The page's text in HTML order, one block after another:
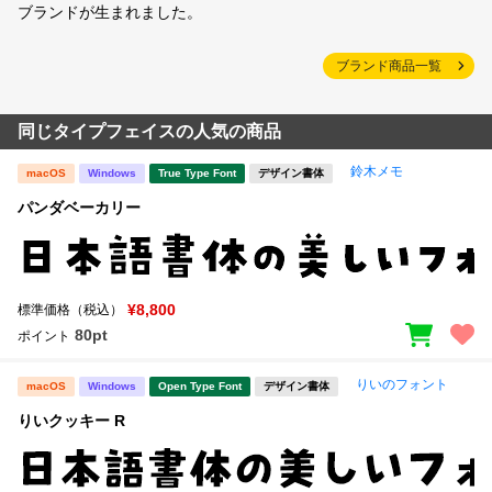
ブランドが生まれました。
ブランド商品一覧
同じタイプフェイスの人気の商品
macOS Windows True Type Font デザイン書体 鈴木メモ
パンダベーカリー
標準価格（税込） ¥8,800
ポイント 80pt
macOS Windows Open Type Font デザイン書体 りいのフォント
りいクッキー R